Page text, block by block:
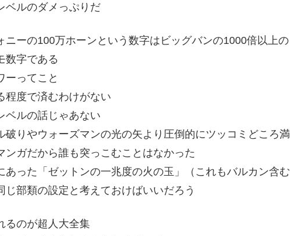
ベルのダメっぷりだ
ーの100万ホーンという数字はビッグバンの1000倍以上の
数字である
ーってこと
程度で済むわけがない
ベルの話じゃあない
りやウォーズマンの光の矢より圧倒的にツッコミどころ満
ガだから誰も突っこむことはなかった
あった「ゼットンの一兆度の火の玉」（これもバルカン含む
部類の設定と考えておけばいいだろう
るのが超人大全集